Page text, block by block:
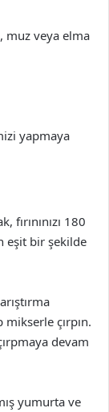
muz veya elma
yapmaya
fırınınızı 180
eşit bir şekilde
çırpın.
devam
yumurta ve